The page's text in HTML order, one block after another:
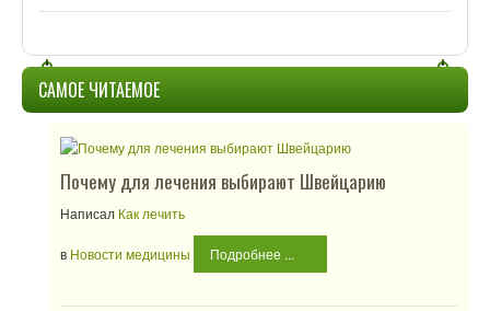
САМОЕ ЧИТАЕМОЕ
Почему для лечения выбирают Швейцарию
Написал Как лечить
в Новости медицины Подробнее ...